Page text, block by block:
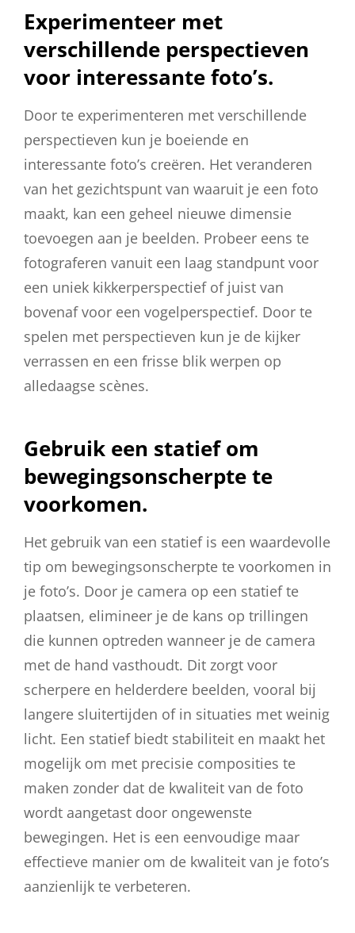
Experimenteer met
verschillende perspectieven
voor interessante foto’s.
Door te experimenteren met verschillende
perspectieven kun je boeiende en
interessante foto’s creëren. Het veranderen
van het gezichtspunt van waaruit je een foto
maakt, kan een geheel nieuwe dimensie
toevoegen aan je beelden. Probeer eens te
fotograferen vanuit een laag standpunt voor
een uniek kikkerperspectief of juist van
bovenaf voor een vogelperspectief. Door te
spelen met perspectieven kun je de kijker
verrassen en een frisse blik werpen op
alledaagse scènes.
Gebruik een statief om
bewegingsonscherpte te
voorkomen.
Het gebruik van een statief is een waardevolle
tip om bewegingsonscherpte te voorkomen in
je foto’s. Door je camera op een statief te
plaatsen, elimineer je de kans op trillingen
die kunnen optreden wanneer je de camera
met de hand vasthoudt. Dit zorgt voor
scherpere en helderdere beelden, vooral bij
langere sluitertijden of in situaties met weinig
licht. Een statief biedt stabiliteit en maakt het
mogelijk om met precisie composities te
maken zonder dat de kwaliteit van de foto
wordt aangetast door ongewenste
bewegingen. Het is een eenvoudige maar
effectieve manier om de kwaliteit van je foto’s
aanzienlijk te verbeteren.